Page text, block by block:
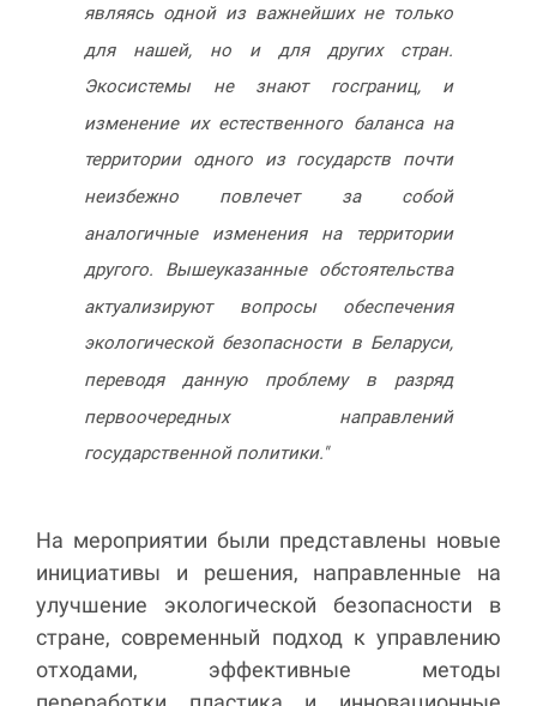
являясь одной из важнейших не только
для нашей, но и для других стран.
Экосистемы не знают госграниц, и
изменение их естественного баланса на
территории одного из государств почти
неизбежно повлечет за собой
аналогичные изменения на территории
другого. Вышеуказанные обстоятельства
актуализируют вопросы обеспечения
экологической безопасности в Беларуси,
переводя данную проблему в разряд
первоочередных направлений
государственной политики."
На мероприятии были представлены новые
инициативы и решения, направленные на
улучшение экологической безопасности в
стране, современный подход к управлению
отходами, эффективные методы